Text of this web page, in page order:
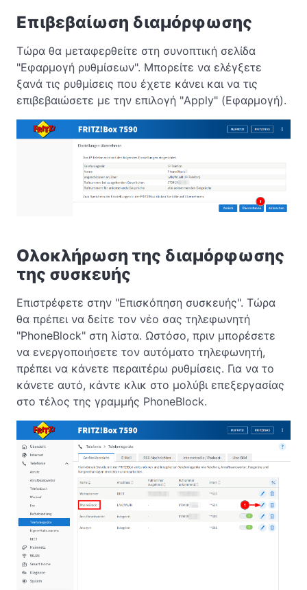
Επιβεβαίωση διαμόρφωσης
Τώρα θα μεταφερθείτε στη συνοπτική σελίδα
"Εφαρμογή ρυθμίσεων". Μπορείτε να ελέγξετε
ξανά τις ρυθμίσεις που έχετε κάνει και να τις
επιβεβαιώσετε με την επιλογή "Apply" (Εφαρμογή).
Ολοκλήρωση της διαμόρφωσης
της συσκευής
Επιστρέφετε στην "Επισκόπηση συσκευής". Τώρα
θα πρέπει να δείτε τον νέο σας τηλεφωνητή
"PhoneBlock" στη λίστα. Ωστόσο, πριν μπορέσετε
να ενεργοποιήσετε τον αυτόματο τηλεφωνητή,
πρέπει να κάνετε περαιτέρω ρυθμίσεις. Για να το
κάνετε αυτό, κάντε κλικ στο μολύβι επεξεργασίας
στο τέλος της γραμμής PhoneBlock.